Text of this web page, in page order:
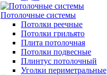
Потолочные системы
Потолки реечные
Потолки грильято
Плита потолочная
Потолки подвесные
Плинтус потолочный
Уголки периметральные